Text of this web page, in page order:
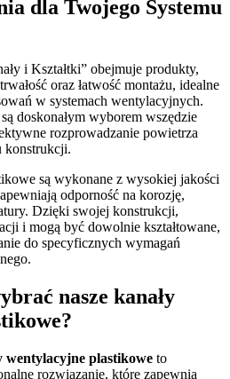
dla Twojego Systemu
i Kształtki” obejmuje produkty,
oraz łatwość montażu, idealne
w systemach wentylacyjnych.
doskonałym wyborem wszędzie
rozprowadzanie powietrza
konstrukcji.
są wykonane z wysokiej jakości
odporność na korozję,
Dzięki swojej konstrukcji,
i mogą być dowolnie kształtowane,
do specyficznych wymagań
nasze kanały
wentylacyjne plastikowe to
rozwiązanie, które zapewnia